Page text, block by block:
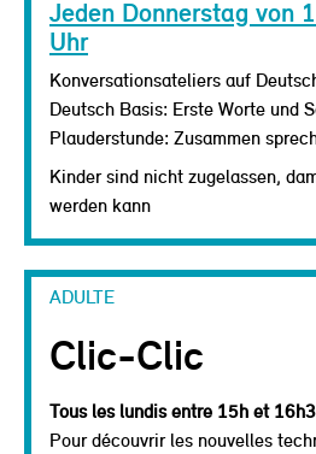
Jeden Donnerstag von
Uhr
Konversationsateliers auf
Deutsch Basis: Erste Worte und
Plauderstunde: Zusammen
Kinder sind nicht zugelassen,
werden kann
ADULTE
Clic-Clic
Tous les lundis entre 15h et
Pour découvrir les nouvelles